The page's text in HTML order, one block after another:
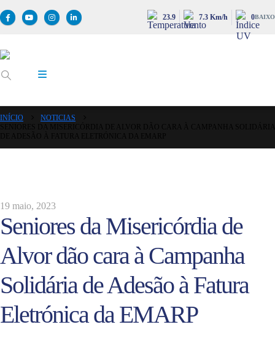
23.9 7.3 Km/h 0BAIXO
INÍCIO
NOTICIAS
19 maio, 2023
Seniores da Misericórdia de
Alvor dão cara à Campanha
Solidária de Adesão à Fatura
Eletrónica da EMARP